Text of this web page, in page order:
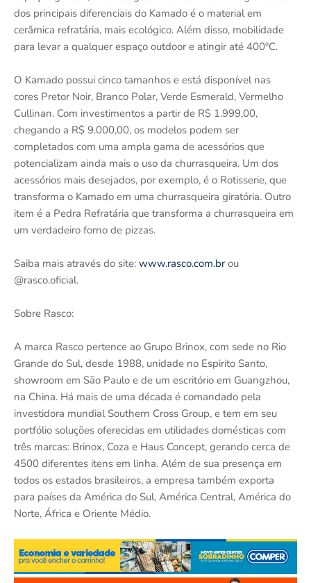
dos principais diferenciais do Kamado é o material em
cerâmica refratária, mais ecológico. Além disso, mobilidade
para levar a qualquer espaço outdoor e atingir até 400ºC.
O Kamado possui cinco tamanhos e está disponível nas
cores Pretor Noir, Branco Polar, Verde Esmerald, Vermelho
Cullinan. Com investimentos a partir de R$ 1.999,00,
chegando a R$ 9.000,00, os modelos podem ser
completados com uma ampla gama de acessórios que
potencializam ainda mais o uso da churrasqueira. Um dos
acessórios mais desejados, por exemplo, é o Rotisserie, que
transforma o Kamado em uma churrasqueira giratória. Outro
item é a Pedra Refratária que transforma a churrasqueira em
um verdadeiro forno de pizzas.
Saiba mais através do site: www.rasco.com.brou
@rasco.oficial.
Sobre Rasco:
A marca Rasco pertence ao Grupo Brinox, com sede no Rio
Grande do Sul, desde 1988, unidade no Espirito Santo,
showroom em São Paulo e de um escritório em Guangzhou,
na China. Há mais de uma década é comandado pela
investidora mundial Southern Cross Group, e tem em seu
portfólio soluções oferecidas em utilidades domésticas com
três marcas: Brinox, Coza e Haus Concept, gerando cerca de
4500 diferentes itens em linha. Além de sua presença em
todos os estados brasileiros, a empresa também exporta
para países da América do Sul, América Central, América do
Norte, África e Oriente Médio.